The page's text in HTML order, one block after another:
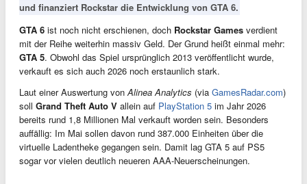
und finanziert Rockstar die Entwicklung von GTA 6.
GTA 6 ist noch nicht erschienen, doch Rockstar Games verdient
mit der Reihe weiterhin massiv Geld. Der Grund heißt einmal mehr:
GTA 5. Obwohl das Spiel ursprünglich 2013 veröffentlicht wurde,
verkauft es sich auch 2026 noch erstaunlich stark.
Laut einer Auswertung vonAlinea Analytics (via GamesRadar.com)
soll Grand Theft Auto V allein auf PlayStation 5 im Jahr 2026
bereits rund 1,8 Millionen Mal verkauft worden sein. Besonders
auffällig: Im Mai sollen davon rund 387.000 Einheiten über die
virtuelle Ladentheke gegangen sein. Damit lag GTA 5 auf PS5
sogar vor vielen deutlich neueren AAA-Neuerscheinungen.